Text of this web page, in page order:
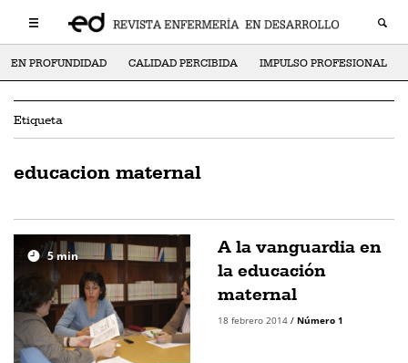
EN PROFUNDIDAD CALIDAD PERCIBIDA IMPULSO PROFESIONAL
Etiqueta
educacion maternal
5 min
A la vanguardia en
la educación
maternal
18 febrero 2014 / Número 1